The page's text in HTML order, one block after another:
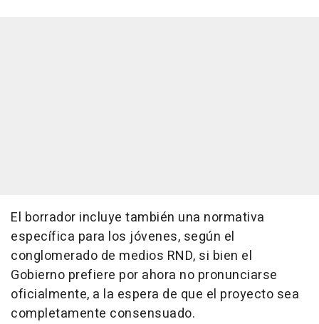
El borrador incluye también una normativa
específica para los jóvenes, según el
conglomerado de medios RND, si bien el
Gobierno prefiere por ahora no pronunciarse
oficialmente, a la espera de que el proyecto sea
completamente consensuado.